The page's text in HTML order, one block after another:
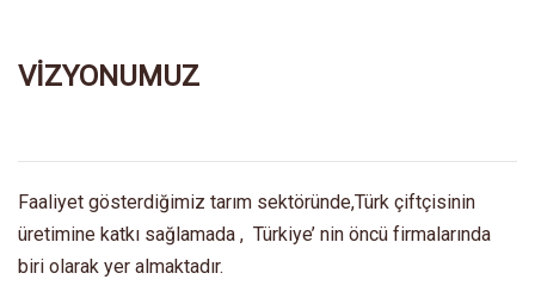
VİZYONUMUZ
Faaliyet gösterdiğimiz tarım sektöründe,Türk çiftçisinin
üretimine katkı sağlamada , Türkiye’ nin öncü firmalarında
biri olarak yer almaktadır.